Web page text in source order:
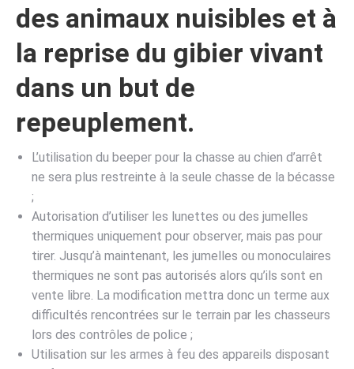
des animaux nuisibles et à
la reprise du gibier vivant
dans un but de
repeuplement.
L’utilisation du beeper pour la chasse au chien d’arrêt
ne sera plus restreinte à la seule chasse de la bécasse
;
Autorisation d’utiliser les lunettes ou des jumelles
thermiques uniquement pour observer, mais pas pour
tirer. Jusqu’à maintenant, les jumelles ou monoculaires
thermiques ne sont pas autorisés alors qu’ils sont en
vente libre. La modification mettra donc un terme aux
difficultés rencontrées sur le terrain par les chasseurs
lors des contrôles de police ;
Utilisation sur les armes à feu des appareils disposant